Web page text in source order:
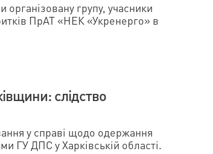
групу, учасники
ПрАТ «НЕК «Укренерго» в
слідство
у справі щодо одержання
ГУ ДПС у Харківській області.